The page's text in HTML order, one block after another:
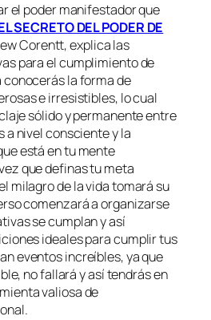
el poder manifestador que
SECRETO DEL PODER DE
Corentt, explica las
para el cumplimiento de
la forma de
e irresistibles, lo cual
sólido y permanente entre
a nivel consciente y la
está en tu mente
que definas tu meta
milagro de la vida tomará su
comenzará a organizarse
se cumplan y así
ideales para cumplir tus
eventos increíbles, ya que
no fallará y así tendrás en
valiosa de